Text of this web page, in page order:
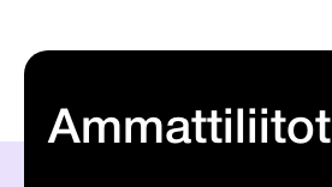
Ammattiliitot